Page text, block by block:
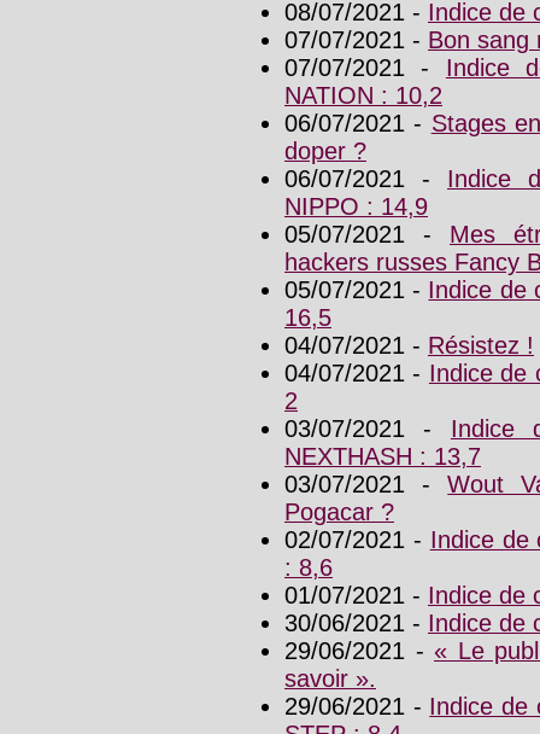
08/07/2021 - Indice de
07/07/2021 - Bon sang
07/07/2021 - Indice
NATION : 10,2
06/07/2021 - Stages
doper ?
06/07/2021 - Indice
NIPPO : 14,9
05/07/2021 - Mes
hackers russes Fancy
05/07/2021 - Indice de
16,5
04/07/2021 - Résistez !
04/07/2021 - Indice de
2
03/07/2021 - Indice
NEXTHASH : 13,7
03/07/2021 -Wout
Pogacar ?
02/07/2021 - Indice de
: 8,6
01/07/2021 - Indice de
30/06/2021 - Indice de
29/06/2021 - « Le
savoir ».
29/06/2021 - Indice de